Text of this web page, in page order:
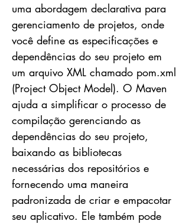
uma abordagem declarativa para
gerenciamento de projetos, onde
você define as especificações e
dependências do seu projeto em
um arquivo XML chamado pom.xml
(Project Object Model). O Maven
ajuda a simplificar o processo de
compilação gerenciando as
dependências do seu projeto,
baixando as bibliotecas
necessárias dos repositórios e
fornecendo uma maneira
padronizada de criar e empacotar
seu aplicativo. Ele também pode